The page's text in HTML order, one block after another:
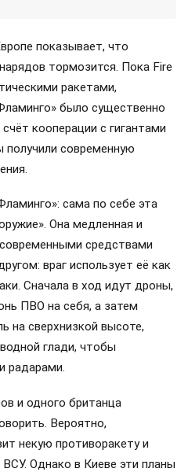
показывает, что
тормозится. Пока Fire
ракетами,
было существенно
кооперации с гигантами
получили современную
сама по себе эта
Она медленная и
средствами
враг использует её как
Сначала в ход идут дроны,
ПВО на себя, а затем
на сверхнизкой высоте,
глади, чтобы
радарами.
и одного британца
Вероятно,
некую противоракету и
Однако в Киеве эти планы